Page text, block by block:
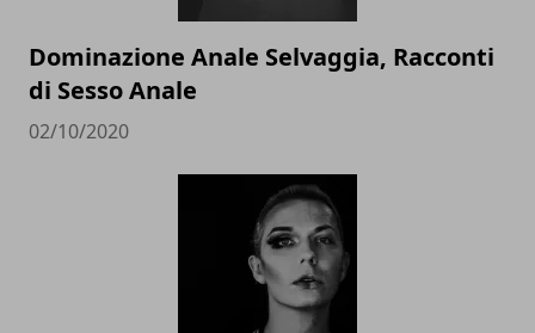
Dominazione Anale Selvaggia, Racconti
di Sesso Anale
02/10/2020